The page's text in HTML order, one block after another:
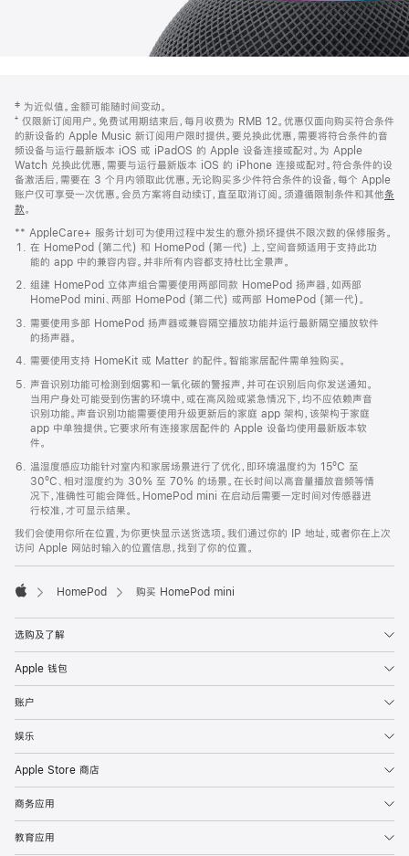
页
页
脚
注
‡ 为近似值。金额可能随时间变动。
⁺ 仅限新订阅用户。免费试用期结束后，每月收费为 RMB 12。优惠仅面向购买符合条件
的新设备的 Apple Music 新订阅用户限时提供。要兑换此优惠，需要将符合条件的音
频设备与运行最新版本 iOS 或 iPadOS 的 Apple 设备连接或配对。为 Apple
Watch 兑换此优惠，需要与运行最新版本 iOS 的 iPhone 连接或配对。符合条件的设
备激活后，需要在 3 个月内领取此优惠。无论购买多少件符合条件的设备，每个 Apple
账户仅可享受一次优惠。会员方案将自动续订，直至取消订阅。须遵循限制条件和其他条
款。
窗
口
中
打
开)
** AppleCare+ 服务计划可为使用过程中发生的意外损坏提供不限次数的保修服务。
在 HomePod (第二代) 和 HomePod (第一代) 上，空间音频适用于支持此功
能的 app 中的兼容内容。并非所有内容都支持杜比全景声。
组建 HomePod 立体声组合需要使用两部同款 HomePod 扬声器，如两部
HomePod mini、两部 HomePod (第二代) 或两部 HomePod (第一代)。
需要使用多部 HomePod 扬声器或兼容隔空播放功能并运行最新隔空播放软件
的扬声器。
需要使用支持 HomeKit 或 Matter 的配件。智能家居配件需单独购买。
声音识别功能可检测到烟雾和一氧化碳的警报声，并可在识别后向你发送通知。
当用户身处可能受到伤害的环境中，或在高风险或紧急情况下，均不应依赖声音
识别功能。声音识别功能需要使用升级更新后的家庭 app 架构，该架构于家庭
app 中单独提供。它要求所有连接家居配件的 Apple 设备均使用最新版本软
件。
温湿度感应功能针对室内和家居场景进行了优化，即环境温度约为 15ºC 至
30ºC、相对湿度约为 30% 至 70% 的场景。在长时间以高音量播放音频等情
况下，准确性可能会降低。HomePod mini 在启动后需要一定时间对传感器进
行校准，才可显示结果。
我们会使用你所在位置，为你更快显示送货选项。我们通过你的 IP 地址，或者你在上次
访问 Apple 网站时输入的位置信息，找到了你的位置。
HomePod 购买 HomePod mini
选购及了解
Apple 钱包
账户
娱乐
Apple Store 商店
商务应用
教育应用